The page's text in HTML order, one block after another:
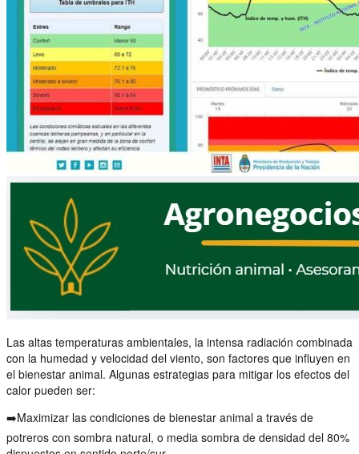
Las altas temperaturas ambientales, la intensa radiación combinada
con la humedad y velocidad del viento, son factores que influyen en
el bienestar animal. Algunas estrategias para mitigar los efectos del
calor pueden ser:
➡️Maximizar las condiciones de bienestar animal a través de
potreros con sombra natural, o media sombra de densidad del 80%